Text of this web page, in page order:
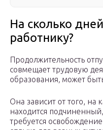
На сколько
работнику?
Продолжительность
совмещает трудовую
образования, может
Она зависит от того, на
находится
требуется